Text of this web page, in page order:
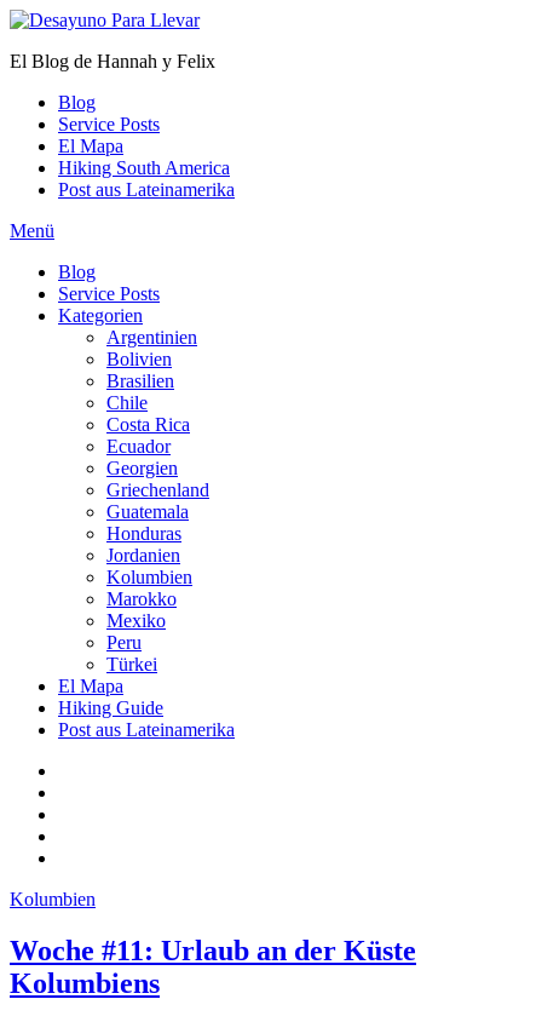
Zum
springen
El Blog de Hannah y Felix
Blog
Service Posts
El Mapa
Hiking South America
Post aus Lateinamerika
Menü
Blog
Service Posts
Kategorien
Argentinien
Bolivien
Brasilien
Chile
Costa Rica
Ecuador
Georgien
Griechenland
Guatemala
Honduras
Jordanien
Kolumbien
Marokko
Mexiko
Peru
Türkei
El Mapa
Hiking Guide
Post aus Lateinamerika
Kolumbien
Woche #11: Urlaub an der Küste
Kolumbiens